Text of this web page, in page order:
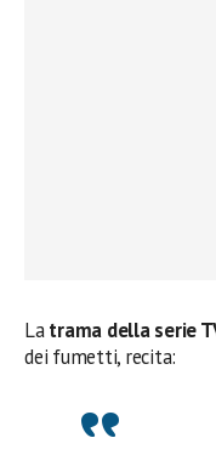
Latrama della serie
dei fumetti, recita: